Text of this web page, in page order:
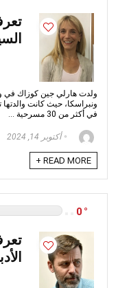
ولدت هارلي جين كوزاك في
ونبراسكا، حيث كانت
في أكثر من 30 مسرحية ...
أكتوبر 14, 2024
READ MORE +
0